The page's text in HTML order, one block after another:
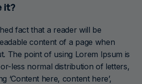
it?
fact that a reader will be
content of a page when
The point of using Lorem Ipsum is
less normal distribution of letters,
‘Content here, content here’,